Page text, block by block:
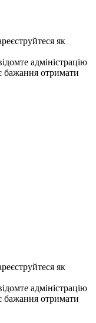
як
адміністрацію
бажання отримати
як
адміністрацію
бажання отримати